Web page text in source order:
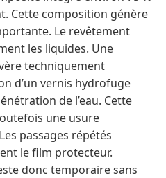
Cette composition génère
Le revêtement
les liquides. Une
techniquement
d’un vernis hydrofuge
de l’eau. Cette
une usure
passages répétés
le film protecteur.
donc temporaire sans